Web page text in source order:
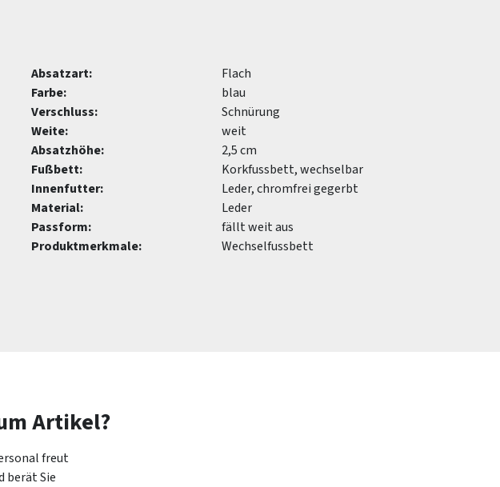
Absatzart:
Flach
Farbe:
blau
Verschluss:
Schnürung
Weite:
weit
Absatzhöhe:
2,5 cm
Fußbett:
Korkfussbett, wechselbar
Innenfutter:
Leder, chromfrei gegerbt
Material:
Leder
Passform:
fällt weit aus
Produktmerkmale:
Wechselfussbett
Artikel?
freut
berät Sie